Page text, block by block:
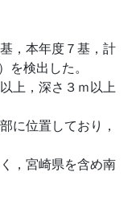
，本年度７基，計
を検出した。
上，深さ３ｍ以上
位置しており，
，宮崎県を含め南